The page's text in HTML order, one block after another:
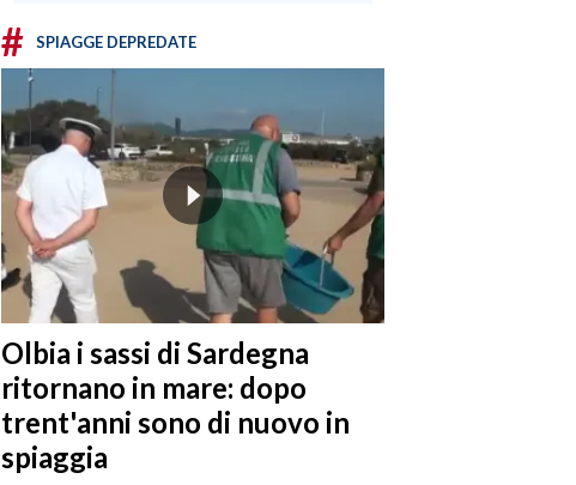
# SPIAGGE DEPREDATE
Olbia i sassi di Sardegna
ritornano in mare: dopo
trent'anni sono di nuovo in
spiaggia